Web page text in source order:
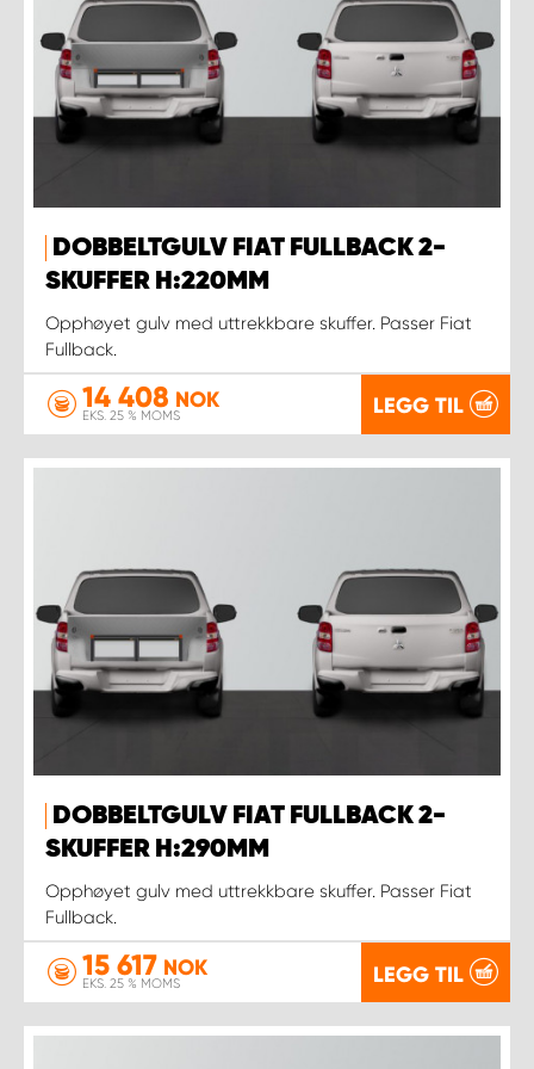
DOBBELTGULV FIAT FULLBACK 2-
SKUFFER H:220MM
Opphøyet gulv med uttrekkbare skuffer. Passer Fiat
Fullback.
14 408 NOK
EKS. 25 % MOMS LEGG TIL
DOBBELTGULV FIAT FULLBACK 2-
SKUFFER H:290MM
Opphøyet gulv med uttrekkbare skuffer. Passer Fiat
Fullback.
15 617 NOK
EKS. 25 % MOMS LEGG TIL